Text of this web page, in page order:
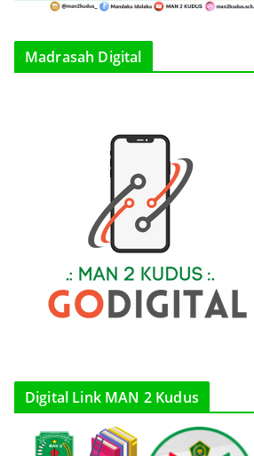
Madrasah Digital
Digital Link MAN 2 Kudus